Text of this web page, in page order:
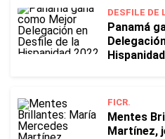
DESFILE DE
Panamá
FICR.
Mentes
Martínez,